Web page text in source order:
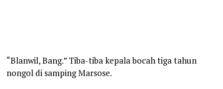
“Blanwil, Bang.” Tiba-tiba kepala bocah tiga tahun
nongol di samping Marsose.